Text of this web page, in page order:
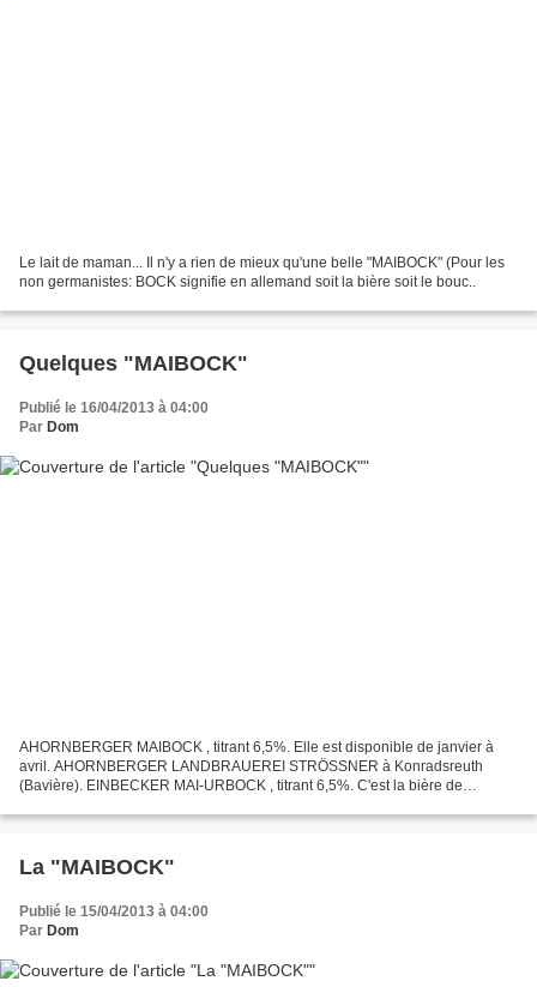
Le lait de maman... Il n'y a rien de mieux qu'une belle "MAIBOCK" (Pour les
non germanistes: BOCK signifie en allemand soit la bière soit le bouc..
Quelques "MAIBOCK"
Publié le 16/04/2013 à 04:00
Par Dom
AHORNBERGER MAIBOCK , titrant 6,5%. Elle est disponible de janvier à
avril. AHORNBERGER LANDBRAUEREI STRÖSSNER à Konradsreuth
(Bavière). EINBECKER MAI-URBOCK , titrant 6,5%. C'est la bière de
La "MAIBOCK"
Publié le 15/04/2013 à 04:00
Par Dom